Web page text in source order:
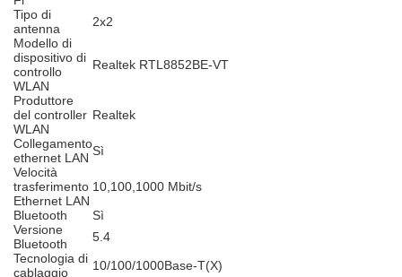
Tipo di
antenna
2x2
Modello di
dispositivo di
controllo
WLAN
Realtek RTL8852BE-VT
Produttore
del controller
WLAN
Realtek
Collegamento
ethernet LAN Sì
Velocità
trasferimento
Ethernet LAN
10,100,1000 Mbit/s
Bluetooth
Sì
Versione
Bluetooth
5.4
Tecnologia di
cablaggio
10/100/1000Base-T(X)